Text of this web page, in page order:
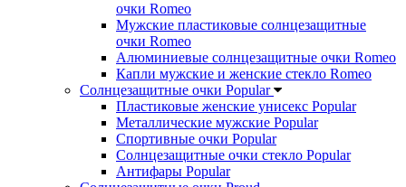
очки Romeo
Мужские пластиковые солнцезащитные
очки Romeo
Алюминиевые солнцезащитные очки Romeo
Капли мужские и женские стекло Romeo
Солнцезащитные очки Popular
Пластиковые женские унисекс Popular
Металлические мужские Popular
Спортивные очки Popular
Солнцезащитные очки стекло Popular
Aнтифары Popular